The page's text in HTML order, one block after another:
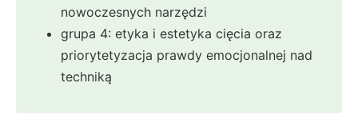
nowoczesnych narzędzi
grupa 4: etyka i estetyka cięcia oraz
priorytetyzacja prawdy emocjonalnej nad
techniką